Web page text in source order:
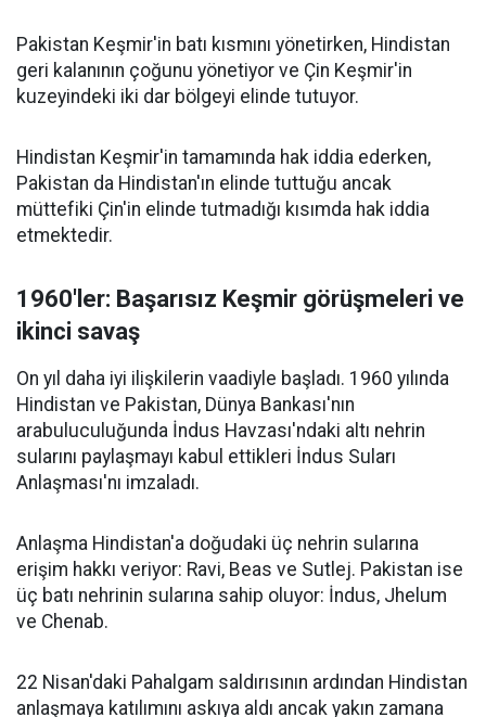
Pakistan Keşmir'in batı kısmını yönetirken, Hindistan
geri kalanının çoğunu yönetiyor ve Çin Keşmir'in
kuzeyindeki iki dar bölgeyi elinde tutuyor.
Hindistan Keşmir'in tamamında hak iddia ederken,
Pakistan da Hindistan'ın elinde tuttuğu ancak
müttefiki Çin'in elinde tutmadığı kısımda hak iddia
etmektedir.
1960'ler: Başarısız Keşmir görüşmeleri ve
ikinci savaş
On yıl daha iyi ilişkilerin vaadiyle başladı. 1960 yılında
Hindistan ve Pakistan, Dünya Bankası'nın
arabuluculuğunda İndus Havzası'ndaki altı nehrin
sularını paylaşmayı kabul ettikleri İndus Suları
Anlaşması'nı imzaladı.
Anlaşma Hindistan'a doğudaki üç nehrin sularına
erişim hakkı veriyor: Ravi, Beas ve Sutlej. Pakistan ise
üç batı nehrinin sularına sahip oluyor: İndus, Jhelum
ve Chenab.
22 Nisan'daki Pahalgam saldırısının ardından Hindistan
anlaşmaya katılımını askıya aldı ancak yakın zamana